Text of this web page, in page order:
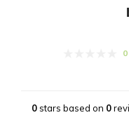
0
0stars based on 0